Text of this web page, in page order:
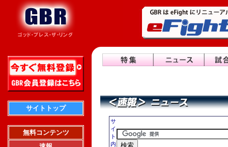
サイトトップ
無料コンテンツ
サ
イ
ト
内